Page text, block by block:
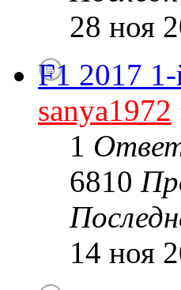
28 ноя
F1 2017
sanya1972
1
6810
14 ноя